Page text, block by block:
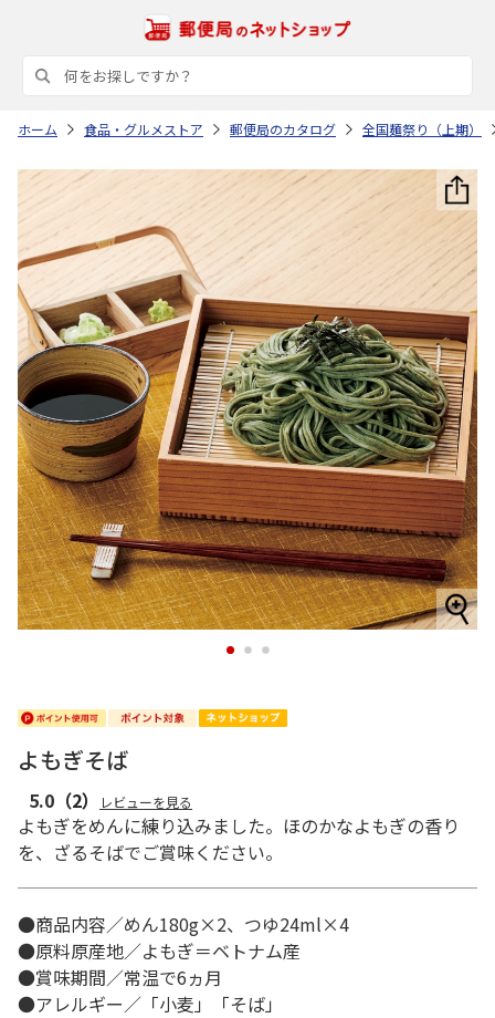
ホーム 食品・グルメストア 郵便局のカタログ 全国麺祭り（上期）
1 2 3
よもぎそば
5.0 （2） レビューを見る
よもぎをめんに練り込みました。ほのかなよもぎの香り
を、ざるそばでご賞味ください。
●商品内容／めん180g×2、つゆ24ml×4
●原料原産地／よもぎ＝ベトナム産
●賞味期間／常温で6ヵ月
●アレルギー／「小麦」「そば」